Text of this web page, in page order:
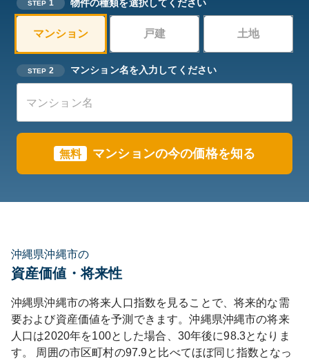
STEP 1 物件の種類を選択してください
マンション 戸建 土地
STEP 2 マンション名を入力してください
無料 マンションの今の価格を知る
沖縄県沖縄市の
資産価値・将来性
沖縄県沖縄市の将来人口指数を見ることで、将来的な需
要および資産価値を予測できます。沖縄県沖縄市の将来
人口は2020年を100とした場合、30年後に98.3となりま
す。
周囲の市区町村の97.9と比べてほぼ同じ指数となっ